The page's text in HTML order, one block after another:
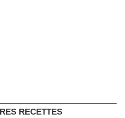
RECETTES